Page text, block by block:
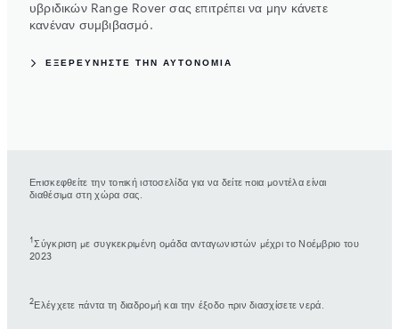
υβριδικών Range Rover σας επιτρέπει να μην κάνετε
κανέναν συμβιβασμό.
ΕΞΕΡΕΥΝΗΣΤΕ ΤΗΝ ΑΥΤΟΝΟΜΙΑ
Επισκεφθείτε την τοπική ιστοσελίδα για να δείτε ποια μοντέλα είναι
διαθέσιμα στη χώρα σας.
1Σύγκριση με συγκεκριμένη ομάδα ανταγωνιστών μέχρι το Νοέμβριο του
2023
2 Ελέγχετε πάντα τη διαδρομή και την έξοδο πριν διασχίσετε νερά.